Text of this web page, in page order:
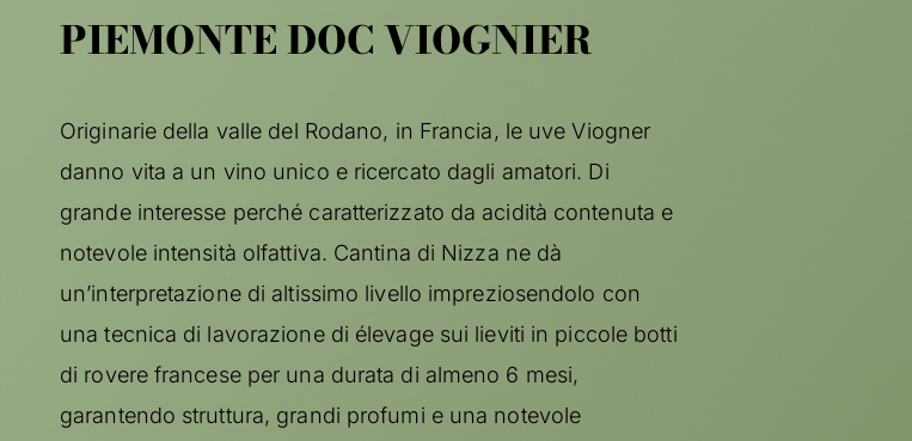
PIEMONTE DOC VIOGNIER
Originarie della valle del Rodano, in Francia, le uve Viogner
danno vita a un vino unico e ricercato dagli amatori. Di
grande interesse perché caratterizzato da acidità contenuta e
notevole intensità olfattiva. Cantina di Nizza ne dà
un’interpretazione di altissimo livello impreziosendolo con
una tecnica di lavorazione di élevage sui lieviti in piccole botti
di rovere francese per una durata di almeno 6 mesi,
garantendo struttura, grandi profumi e una notevole